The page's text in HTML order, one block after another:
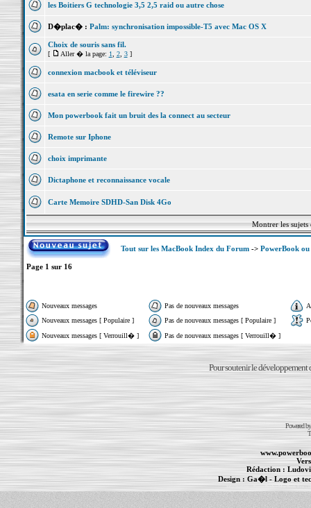
les Boitiers G technologie 3,5 2,5 raid ou autre chose
D�plac� : Palm: synchronisation impossible-T5 avec Mac OS X
Choix de souris sans fil.
[ Aller � la page: 1 2, 3]
connexion macbook et téléviseur
esata en serie comme le firewire ??
Mon powerbook fait un bruit des la connect au secteur
Remote sur Iphone
choix imprimante
Dictaphone et reconnaissance vocale
Carte Memoire SDHD-San Disk 4Go
Montrer les
Tout sur les MacBook Index du Forum-> PowerBook
Page 1 sur 16
Nouveaux messages Pas de nouveaux messages
Nouveaux messages [ Populaire ]
Pas de nouveaux messages [ Populaire ]
Nouveaux messages [ Verrouill� ]
Pas de nouveaux messages [ Verrouill� ]
Pour soutenir le développement
Powered
Rédaction :
Design :Ga�l - Logo et
PowerBook-MacBook Pro